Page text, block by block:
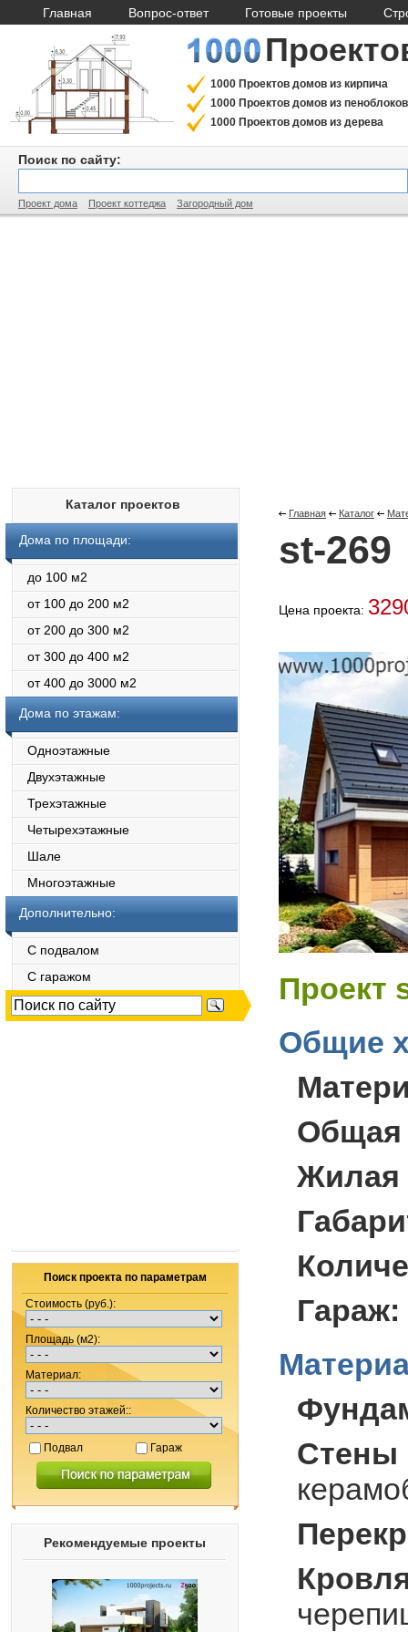
Главная Вопрос-ответ Готовые проекты
1000 Проектов домов из кирпича
1000 Проектов домов из пеноблоков
1000 Проектов домов из дерева
Поиск по сайту:
Проект дома Проект коттеджа Загородный дом
Каталог проектов
Дома по площади:
до 100 м2
от 100 до 200 м2
от 200 до 300 м2
от 300 до 400 м2
от 400 до 3000 м2
Дома по этажам:
Одноэтажные
Двухэтажные
Трехэтажные
Четырехэтажные
Шале
Многоэтажные
Дополнительно:
С подвалом
С гаражом
Поиск проекта по параметрам
Стоимость (руб.):
Площадь (м2):
Материал:
Количество этажей::
Подвал Гараж
Рекомендуемые проекты
Главная Каталог
st-269
Цена проекта:
Проект
Общие
Общая
Жилая
Гараж:
Стены